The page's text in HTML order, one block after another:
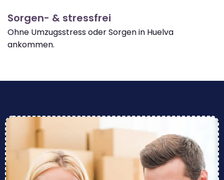
Sorgen- & stressfrei
Ohne Umzugsstress oder Sorgen in Huelva
ankommen.